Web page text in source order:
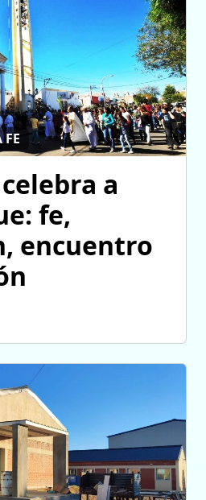
a
fe,
encuentro